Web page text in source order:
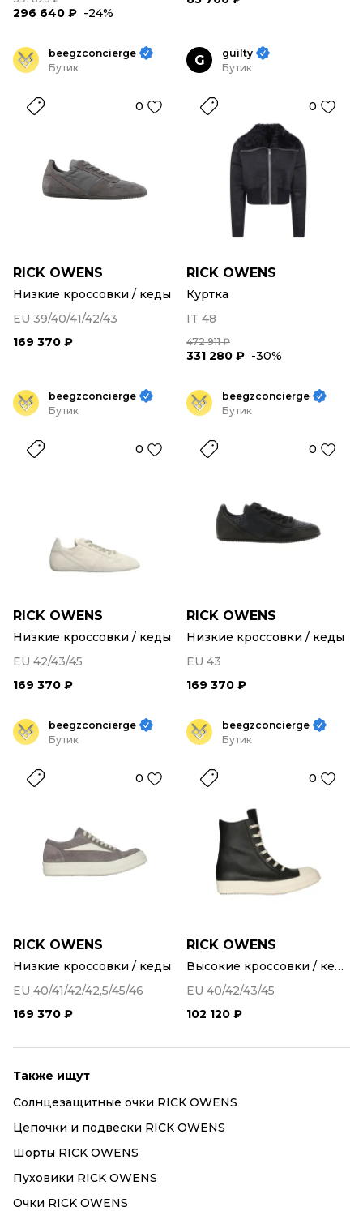
296 640 ₽ -24%
beegzconcierge
Бутик
0
RICK OWENS
Низкие кроссовки / кеды
EU 39/40/41/42/43
169 370 ₽
G
guilty
Бутик
0
RICK OWENS
Куртка
IT 48
472 911 ₽
331 280 ₽ -30%
beegzconcierge
Бутик
0
RICK OWENS
Низкие кроссовки / кеды
EU 42/43/45
169 370 ₽
beegzconcierge
Бутик
0
RICK OWENS
Низкие кроссовки / кеды
EU 43
169 370 ₽
beegzconcierge
Бутик
0
RICK OWENS
Низкие кроссовки / кеды
EU 40/41/42/42,5/45/46
169 370 ₽
beegzconcierge
Бутик
0
RICK OWENS
Высокие кроссовки / кеды
EU 40/42/43/45
102 120 ₽
Также ищут
Солнцезащитные очки RICK OWENS
Цепочки и подвески RICK OWENS
Шорты RICK OWENS
Пуховики RICK OWENS
Очки RICK OWENS